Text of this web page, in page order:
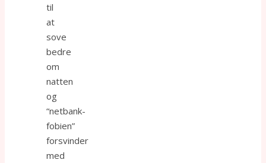
til
at
sove
bedre
om
natten
og
“netbank-
fobien”
forsvinder
med